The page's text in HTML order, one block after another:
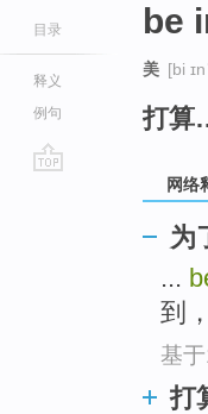
目录
释义
例句
be
美 [bi
打算
网络
为
...
到
基
打